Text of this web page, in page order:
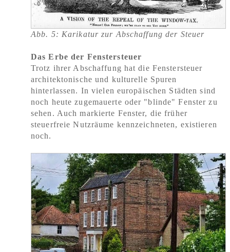
Abb. 5: Karikatur zur Abschaffung der Steuer
Das Erbe der Fenstersteuer
Trotz ihrer Abschaffung hat die Fenstersteuer
architektonische und kulturelle Spuren
hinterlassen. In vielen europäischen Städten sind
noch heute zugemauerte oder "blinde" Fenster zu
sehen. Auch markierte Fenster, die früher
steuerfreie Nutzräume kennzeichneten, existieren
noch.